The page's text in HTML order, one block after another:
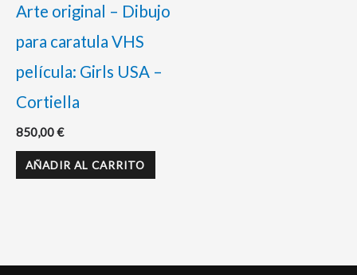
Arte original – Dibujo
para caratula VHS
película: Girls USA –
Cortiella
850,00€
AÑADIR AL CARRITO